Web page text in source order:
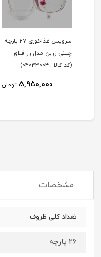
سرویس غذاخوری ۲۷ پارچه
چینی زرین مدل رز فلاور -
(کد کالا : 0403300۴)
5,950,000 تومان
مشخصات
تعداد کلی ظروف
26 پارچه